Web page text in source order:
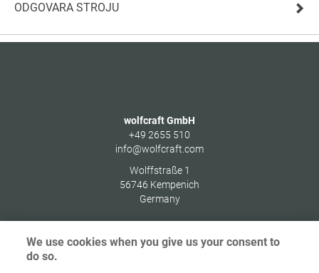
ODGOVARA STROJU
wolfcraft GmbH
+49 2655 510
info@wolfcraft.com
Wolffstraße 1
56746 Kempenich
Germany
We use cookies when you give us your consent to
do so.